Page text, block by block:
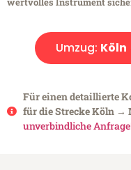
Umzug:
Für einen detaillierte
für die Strecke Köln →
unverbindliche